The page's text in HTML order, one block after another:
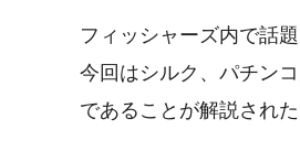
フィッシャーズ内で話
今回はシルク、パチン
であることが解説された